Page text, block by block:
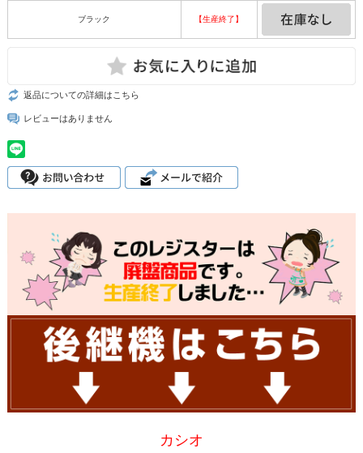
ブラック 【生産終了】
返品についての詳細はこちら
レビューはありません
カシオ